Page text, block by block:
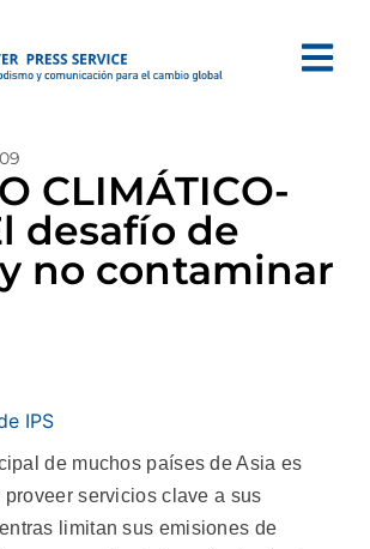
CLIMÁTICO-
desafío de
no contaminar
IPS
de muchos países de Asia es
servicios clave a sus
limitan sus emisiones de